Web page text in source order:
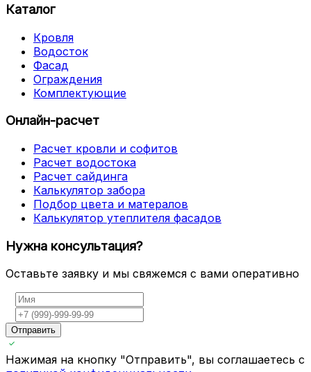
Каталог
Кровля
Водосток
Фасад
Ограждения
Комплектующие
Онлайн-расчет
Расчет кровли и софитов
Расчет водостока
Расчет сайдинга
Калькулятор забора
Подбор цвета и матералов
Калькулятор утеплителя фасадов
Нужна консультация?
Оставьте заявку и мы свяжемся с вами оперативно
Отправить
Нажимая на кнопку "Отправить", вы соглашаетесь с